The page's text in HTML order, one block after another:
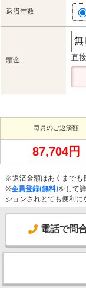
返済年数
頭金 直
毎月のご返済額
87,704円
※返済金額はあくまでも
※会員登録(無料)をして
ションされとても便利に
電話で問